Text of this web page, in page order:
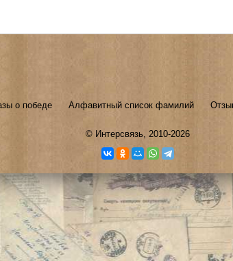
о победе Алфавитный список фамилий
© Интерсвязь , 2010-2026